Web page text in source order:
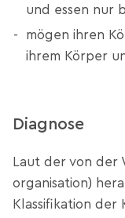
und essen nur
mögen ihren
ihrem Körper
Diagnose
Laut der von der
organisation)
Klassifikation der